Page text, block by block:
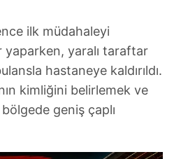
ilk müdahaleyi
yaralı taraftar
hastaneye kaldırıldı.
kimliğini belirlemek ve
geniş çaplı